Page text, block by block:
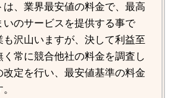
は、業界最安値の料金で、最高
のサービスを提供する事で
沢山いますが、決して利益至
く常に競合他社の料金を調査し
改定を行い、最安値基準の料金